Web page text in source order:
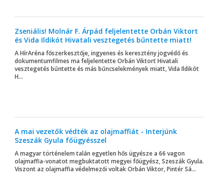
Zseniális! Molnár F. Árpád feljelentette Orbán Viktort
és Vida Ildikót Hivatali vesztegetés bűntette miatt!
A HírAréna főszerkesztője, ingyenes és keresztény jogvédő és
dokumentumfilmes ma feljelentette Orbán Viktort Hivatali
vesztegetés bűntette és más bűncselekmények miatt, Vida Ildikót
H...
A mai vezetők védték az olajmaffiát - Interjúnk
Szeszák Gyula főügyésszel
A magyar történelem talán egyetlen hős ügyésze a 66 vagon
olajmaffia-vonatot megbuktatott megyei főügyész, Szeszák Gyula.
Viszont az olajmaffia védelmezői voltak Orbán Viktor, Pintér Sá...